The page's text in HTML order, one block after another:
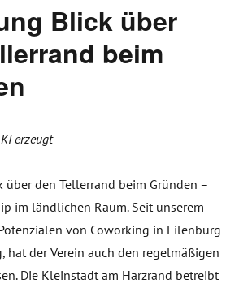
Blick über
beim
erzeugt
über den Tellerrand beim Gründen –
im ländlichen Raum. Seit unserem
von Coworking in Eilenburg
hat der Verein auch den regelmäßigen
Die Kleinstadt am Harzrand betreibt